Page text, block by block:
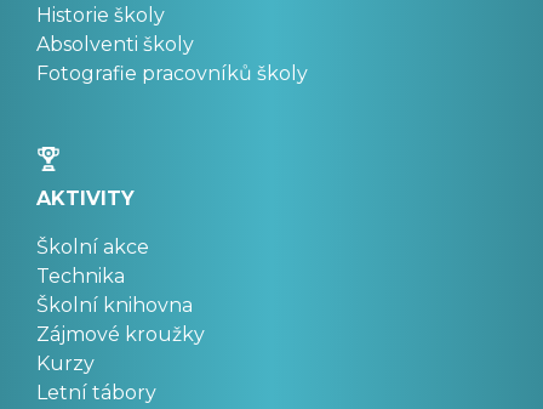
Historie školy
Absolventi školy
Fotografie pracovníků školy
AKTIVITY
Školní akce
Technika
Školní knihovna
Zájmové kroužky
Kurzy
Letní tábory